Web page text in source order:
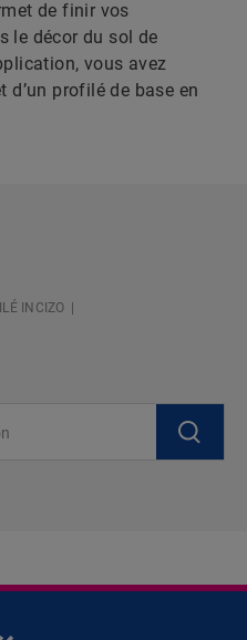
de finir vos
le décor du sol de
vous avez
profilé de base en
INCIZO